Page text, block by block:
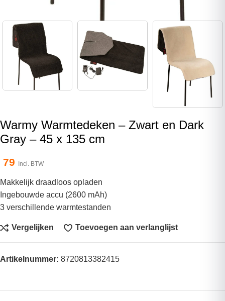
Warmy Warmtedeken – Zwart en Dark
Gray – 45 x 135 cm
79 Incl. BTW
Makkelijk draadloos opladen
Ingebouwde accu (2600 mAh)
3 verschillende warmtestanden
Vergelijken Toevoegen aan verlanglijst
Artikelnummer: 8720813382415